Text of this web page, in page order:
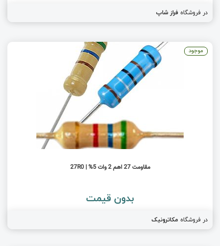
در فروشگاه فراز شاپ
مقاومت 27 اهم 2 وات 5% | 27R0
بدون قیمت
در فروشگاه مکاترونیک
موجود